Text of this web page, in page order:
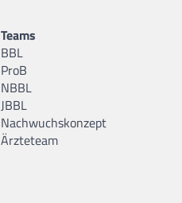
Teams
BBL
ProB
NBBL
JBBL
Nachwuchskonzept
Ärzteteam